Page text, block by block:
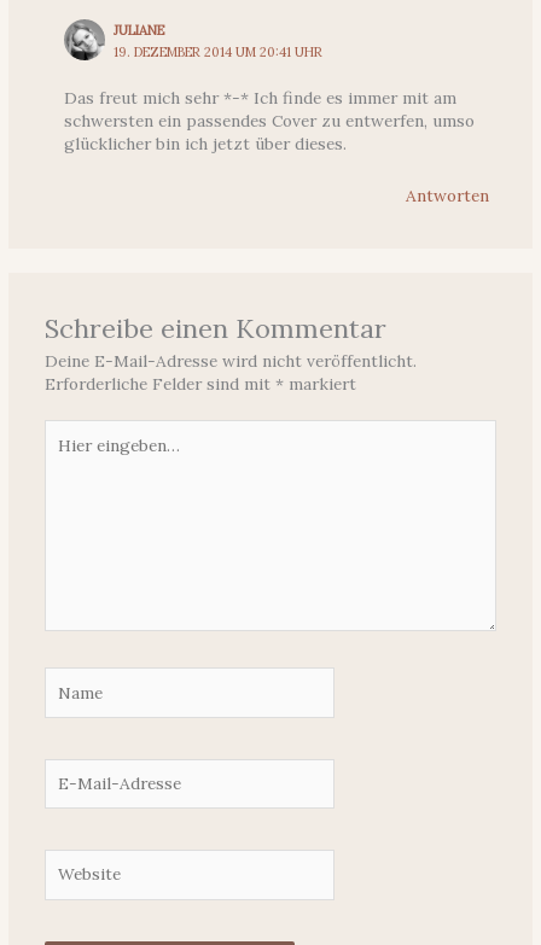
JULIANE
19. DEZEMBER 2014 UM 20:41 UHR
Das freut mich sehr *-* Ich finde es immer mit am
schwersten ein passendes Cover zu entwerfen, umso
glücklicher bin ich jetzt über dieses.
Antworten
Schreibe einen Kommentar
Deine E-Mail-Adresse wird nicht veröffentlicht.
Erforderliche Felder sind mit *markiert
eingeben…
Mail-
Adresse